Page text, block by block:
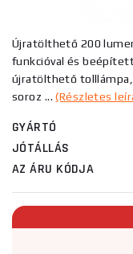
Újratölthető 200
funkcióval és beépített
újratölthető tolllámpa,
soroz ...(Részletes
GYÁRTÓ
JÓTÁLLÁS
AZ ÁRU KÓDJA